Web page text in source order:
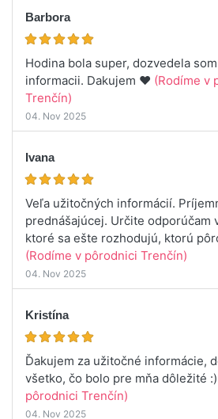
Barbora
Hodina bola super, dozvedela
informacii. Dakujem ❤️ (Rodíme v
Trenčín)
04. Nov 2025
Ivana
Veľa užitočných informácií.
prednášajúcej. Určite odporúčam
ktoré sa ešte rozhodujú, ktorú
(Rodíme v pôrodnici Trenčín)
04. Nov 2025
Kristína
Ďakujem za užitočné informácie,
všetko, čo bolo pre mňa dôležité :)
pôrodnici Trenčín)
04. Nov 2025